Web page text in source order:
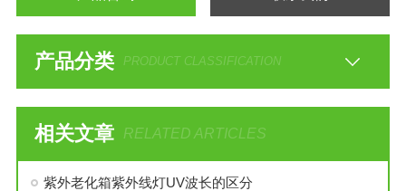
产品分类 PRODUCT CLASSIFICATION
相关文章 RELATED ARTICLES
紫外老化箱紫外线灯UV波长的区分